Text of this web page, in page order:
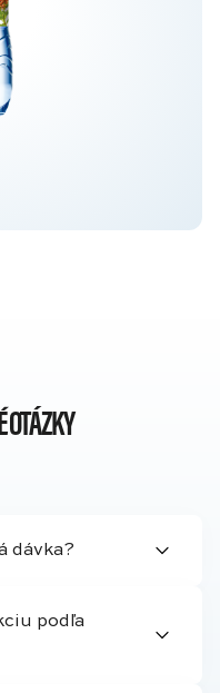
OTÁZKY
dávka?
podľa